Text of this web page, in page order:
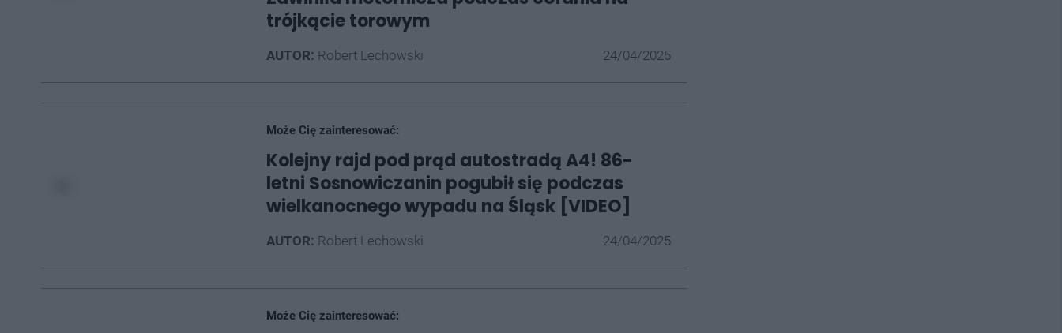
trójkącie torowym
AUTOR: Robert Lechowski 24/04/2025
Może Cię zainteresować:
Kolejny rajd pod prąd autostradą A4! 86-
letni Sosnowiczanin pogubił się podczas
wielkanocnego wypadu na Śląsk [VIDEO]
AUTOR: Robert Lechowski 24/04/2025
Może Cię zainteresować: